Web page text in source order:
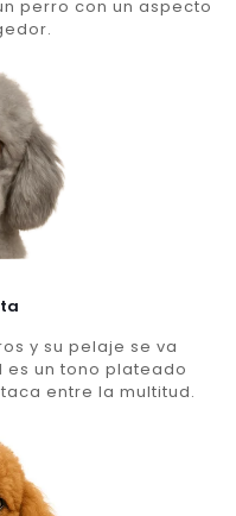
perro con un aspecto
y su pelaje se va
es un tono plateado
entre la multitud.